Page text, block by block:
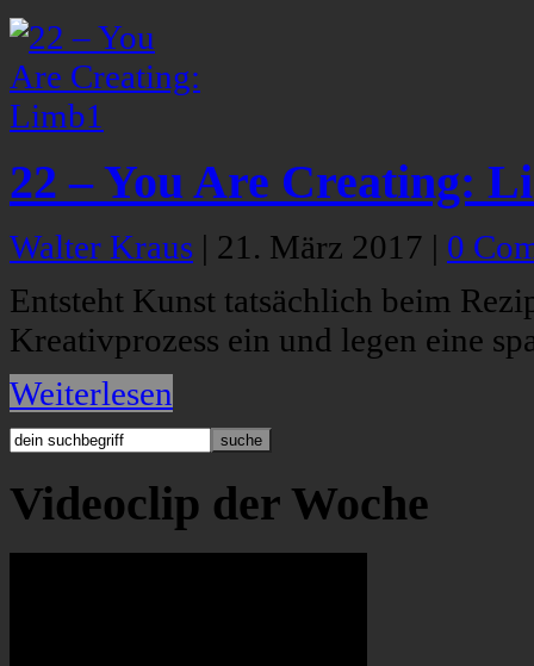
22 – You Are Creating:
Walter Kraus | 21. März 2017 | 0
Entsteht Kunst tatsächlich beim
Kreativprozess ein und legen eine
Weiterlesen
Videoclip der Woche